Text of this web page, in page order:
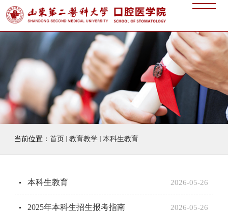
当前位置：首页 教育教学 本科生教育
本科生教育 2026-05-26
2025年本科生招生报考指南 2026-05-26